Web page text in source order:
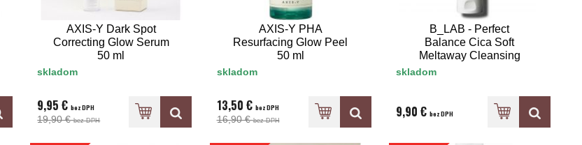
AXIS-Y Dark Spot
Correcting Glow Serum
50 ml
skladom
9,95 €bez DPH
19,90 €bez DPH
AXIS-Y PHA
Resurfacing Glow Peel
50 ml
skladom
13,50 € bez DPH
16,90 €bez DPH
B_LAB - Perfect
Balance Cica Soft
Meltaway Cleansing
skladom
9,90 € bez DPH